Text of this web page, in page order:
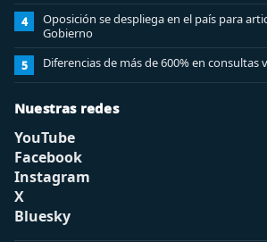
4
Oposición se despliega en el país para
Gobierno
5 Diferencias de más de 600% en consultas
Nuestras redes
YouTube
Facebook
Instagram
X
Bluesky